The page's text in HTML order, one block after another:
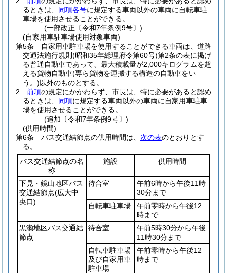
るときは、 同項各号に規定する車両以外の車両に自転車駐
車場を使用させることができる。
(一部改正〔令和7年条例9号〕)
(自家用車駐車場使用対象車両)
第5条
自家用車駐車場を使用することができる車両は、道路
交通法施行規則 (昭和35年総理府令第60号)第2条の表に掲げ
る普通自動車であって、最大積載量が2,000キログラムを超
える貨物自動車(専ら貨物を運搬する構造の自動車をい
う。)以外のものとする。
2
前項の規定にかかわらず、市長は、特に必要があると認め
るときは、 同項に規定する車両以外の車両に自家用車駐車
場を使用させることができる。
(追加〔令和7年条例9号〕)
(供用時間)
第6条
バス交通結節点の供用時間は、 次の表のとおりとす
る。
バス交通結節点の名
称
施設 供用時間
下見・鏡山地区バス
交通結節点(広大中
央口)
待合室
午前6時から午後11時
30分まで
自転車駐車場
午前零時から午後12
時まで
黒瀬地区バス交通結
節点
待合室
午前5時30分から午後
11時30分まで
自転車駐車場
及び自家用車
駐車場
午前零時から午後12
時まで